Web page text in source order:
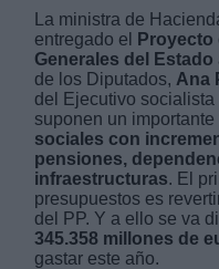
La ministra de
entregado el
Generales del Estado
de los Diputados, Ana
del Ejecutivo
suponen un importante
sociales con
pensiones,
infraestructuras. El
presupuestos es
del PP. Y a ello se va
345.358 millones de
gastar este año.
Derechos:
link
Información adicional
link